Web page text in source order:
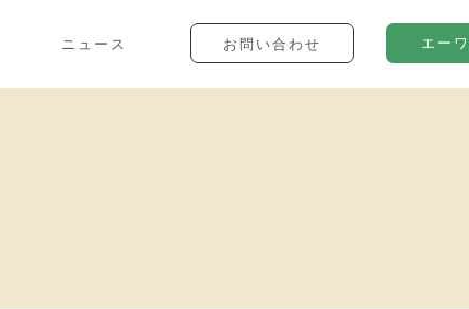
ニュース お問い合わせ エー